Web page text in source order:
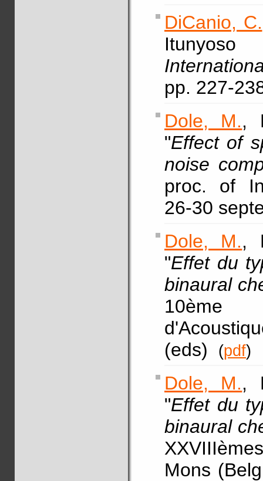
DiCanio, C.
pp. 227-
Dole, M.,
"Effect of
noise
proc. of
26-30
Dole, M.,
"Effet du
binaural
10ème
(eds)
(pdf)
Dole, M.,
"Effet du
binaural
Mons